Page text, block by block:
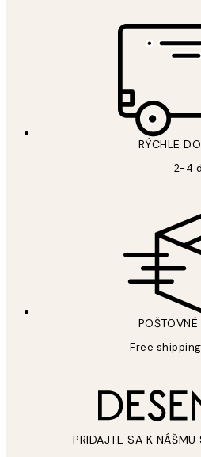
RÝCHLE
2-4
Free
PRIDAJTE SA K NÁŠMU